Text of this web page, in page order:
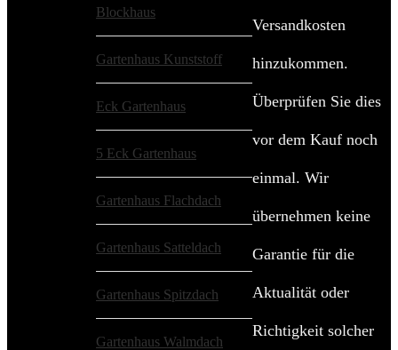
Blockhaus
Gartenhaus Kunststoff
Eck Gartenhaus
5 Eck Gartenhaus
Gartenhaus Flachdach
Gartenhaus Satteldach
Gartenhaus Spitzdach
Gartenhaus Walmdach
Versandkosten
hinzukommen.
Überprüfen Sie dies
vor dem Kauf noch
einmal. Wir
übernehmen keine
Garantie für die
Aktualität oder
Richtigkeit solcher